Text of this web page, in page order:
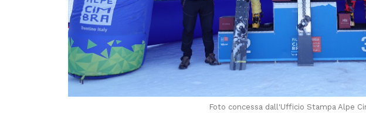
Foto concessa dall'Ufficio Stampa Alpe